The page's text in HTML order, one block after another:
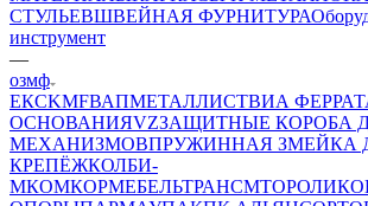
СТУЛЬЕВШВЕЙНАЯ ФУРНИТУРА
инструмент
—
озмф
ЕКCKMFВАПМЕТАЛЛИСТВИА
ОСНОВАНИЯVZЗАЩИТНЫЕ КОРОБА
МЕХАНИЗМОВПРУЖИННАЯ ЗМЕЙКА
КРЕПЁЖКОЛБИ-
МКОМКОРМЕБЕЛЬТРАНСMTO